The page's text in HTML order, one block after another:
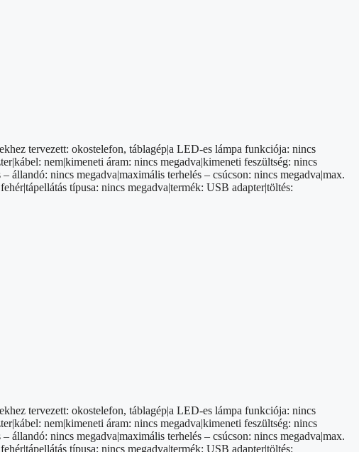
tervezett: okostelefon, táblagép|a LED-es lámpa funkciója: nincs
nem|kimeneti áram: nincs megadva|kimeneti feszültség: nincs
nincs megadva|maximális terhelés – csúcson: nincs megadva|max.
típusa: nincs megadva|termék: USB adapter|töltés:
tervezett: okostelefon, táblagép|a LED-es lámpa funkciója: nincs
nem|kimeneti áram: nincs megadva|kimeneti feszültség: nincs
nincs megadva|maximális terhelés – csúcson: nincs megadva|max.
típusa: nincs megadva|termék: USB adapter|töltés: